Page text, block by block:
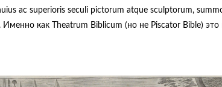
ac superioris seculi pictorum atque sculptorum,
Именно как Theatrum Вiblicum (но не Piscator Bible)